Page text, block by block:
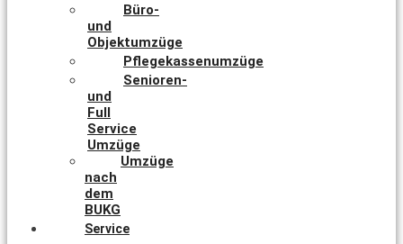
Büro-
und
Objektumzüge
Pflegekassenumzüge
Senioren-
und
Full
Service
Umzüge
Umzüge
nach
dem
BUKG
Service